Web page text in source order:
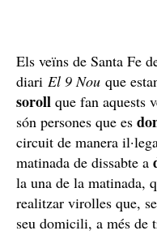
Els veïns de Santa Fe
diari El 9 Nou que
soroll que fan aquests
són persones que es
circuit de manera
matinada de dissabte a
la una de la matinada,
realitzar virolles que,
seu domicili, a més de